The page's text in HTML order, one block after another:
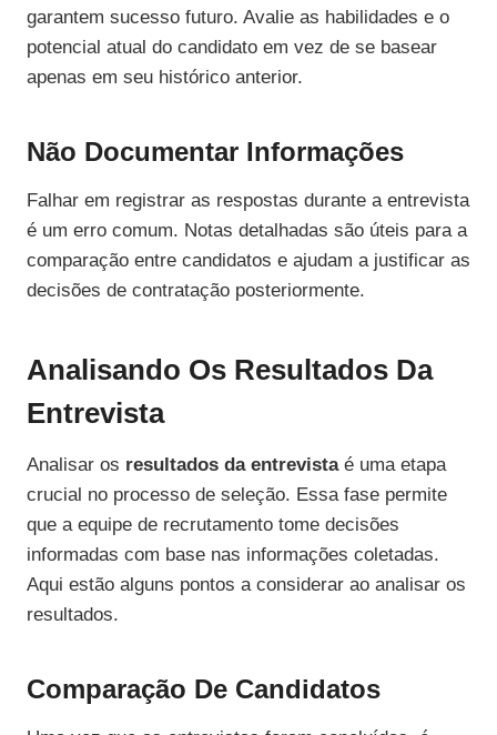
garantem sucesso futuro. Avalie as habilidades e o
potencial atual do candidato em vez de se basear
apenas em seu histórico anterior.
Não Documentar Informações
Falhar em registrar as respostas durante a entrevista
é um erro comum. Notas detalhadas são úteis para a
comparação entre candidatos e ajudam a justificar as
decisões de contratação posteriormente.
Analisando Os Resultados Da
Entrevista
Analisar os resultados da entrevistaé uma etapa
crucial no processo de seleção. Essa fase permite
que a equipe de recrutamento tome decisões
informadas com base nas informações coletadas.
Aqui estão alguns pontos a considerar ao analisar os
resultados.
Comparação De Candidatos